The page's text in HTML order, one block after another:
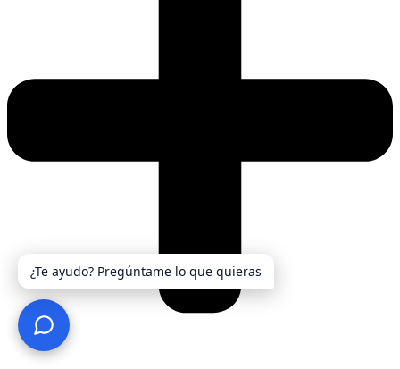
¿Te ayudo? Pregúntame lo que quieras